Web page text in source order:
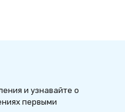
и узнавайте о
первыми